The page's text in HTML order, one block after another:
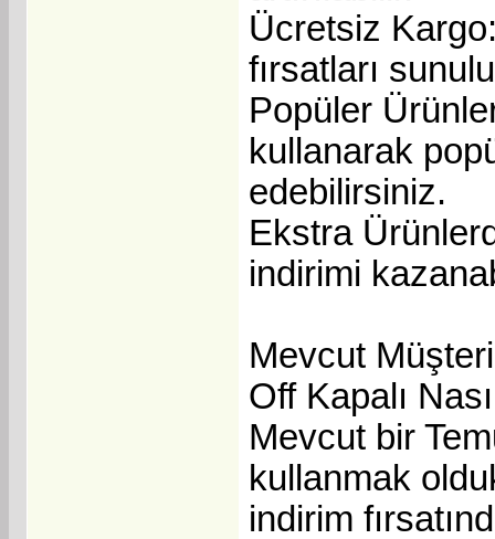
Ücretsiz
fırsatları
Popüler
kullanarak
edebilirsiniz.
Ekstra
indirimi
Mevcut
Off Kapalı
Mevcut bir
kullanmak
indirim